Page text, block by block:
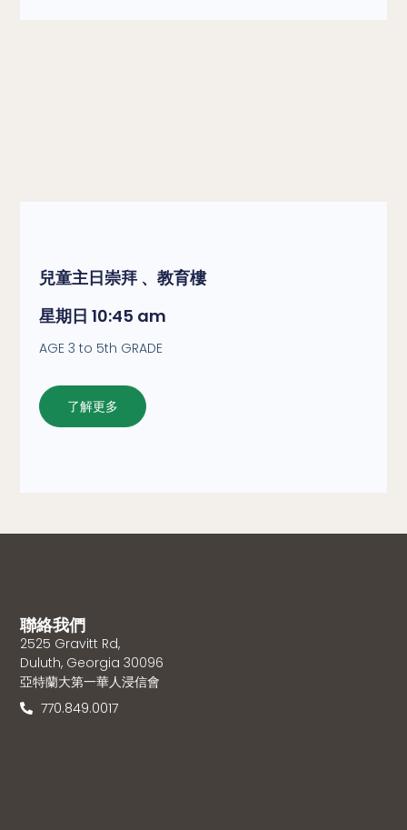
兒童主日崇拜 、教育樓
星期日 10:45 am
AGE 3 to 5th GRADE
了解更多
聯絡我們
2525 Gravitt Rd,
Duluth, Georgia 30096
亞特蘭大第一華人浸信會
770.849.0017